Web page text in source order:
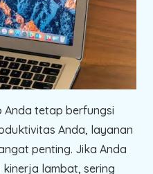
Anda tetap berfungsi
Anda, layanan
penting. Jika Anda
lambat, sering